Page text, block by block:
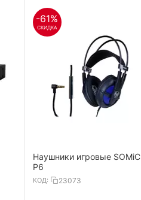
-61%
СКИДКА
Наушники игровые SOMiC
P6
КОД: 23073